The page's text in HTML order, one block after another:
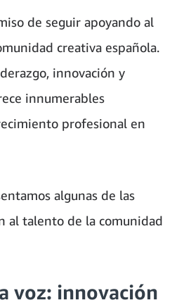
de seguir apoyando al
creativa española.
innovación y
innumerables
profesional en
algunas de las
al talento de la comunidad
voz: innovación